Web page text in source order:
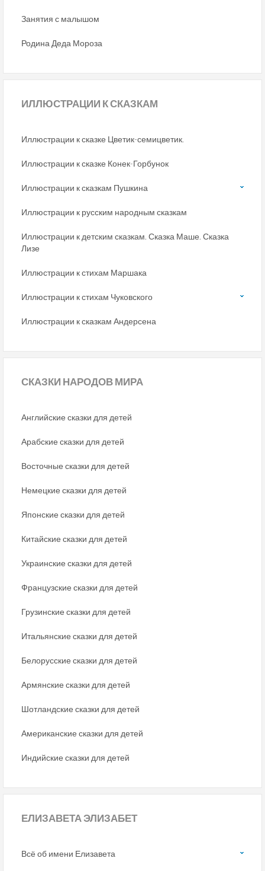
Занятия с малышом
Родина Деда Мороза
ИЛЛЮСТРАЦИИ К СКАЗКАМ
Иллюстрации к сказке Цветик-семицветик.
Иллюстрации к сказке Конек-Горбунок
Иллюстрации к сказкам Пушкина
Иллюстрации к русским народным сказкам
Иллюстрации к детским сказкам. Сказка Маше. Сказка
Лизе
Иллюстрации к стихам Маршака
Иллюстрации к стихам Чуковского
Иллюстрации к сказкам Андерсена
СКАЗКИ НАРОДОВ МИРА
Английские сказки для детей
Арабские сказки для детей
Восточные сказки для детей
Немецкие сказки для детей
Японские сказки для детей
Китайские сказки для детей
Украинские сказки для детей
Французские сказки для детей
Грузинские сказки для детей
Итальянские сказки для детей
Белорусские сказки для детей
Армянские сказки для детей
Шотландские сказки для детей
Американские сказки для детей
Индийские сказки для детей
ЕЛИЗАВЕТА ЭЛИЗАБЕТ
Всё об имени Елизавета